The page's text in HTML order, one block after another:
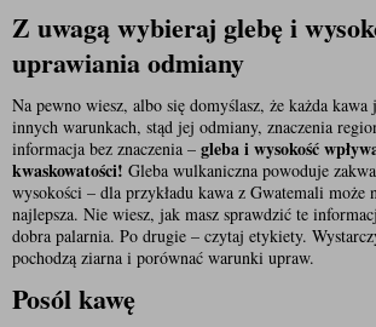
Z uwagą wybieraj glebę i
uprawiania odmiany
Na pewno wiesz, albo się domyślasz, że każda kawa
innych warunkach, stąd jej odmiany, znaczenia
informacja bez znaczenia – gleba i wysokość
kwaskowatości! Gleba wulkaniczna powoduje
wysokości – dla przykładu kawa z Gwatemali może
najlepsza. Nie wiesz, jak masz sprawdzić te
dobra palarnia. Po drugie – czytaj etykiety.
pochodzą ziarna i porównać warunki upraw.
Posól kawę